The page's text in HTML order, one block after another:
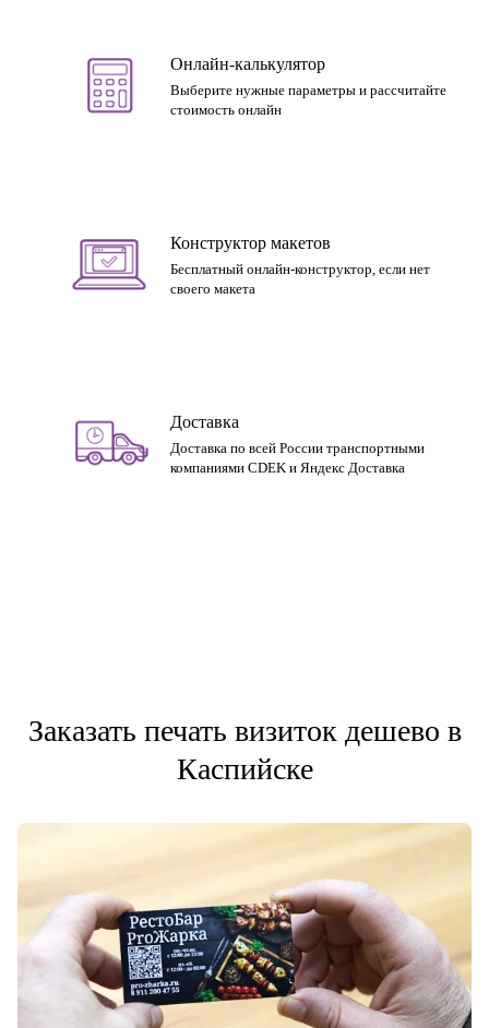
Онлайн-калькулятор
Выберите нужные параметры и рассчитайте
стоимость онлайн
Конструктор макетов
Бесплатный онлайн-конструктор, если нет
своего макета
Доставка
Доставка по всей России транспортными
компаниями CDEK и Яндекс Доставка
Заказать печать визиток дешево в
Каспийске